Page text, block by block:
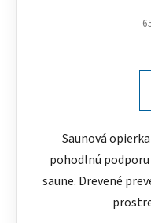
Saunová
pohodlnú podporu
saune. Drevené